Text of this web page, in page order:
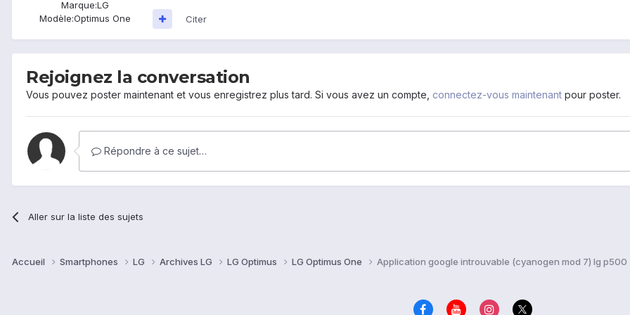
Marque:LG
Modèle:Optimus One Citer
Rejoignez la conversation
Vous pouvez poster maintenant et vous enregistrez plus tard. Si vous avez un compte, connectez-vous maintenant pour poster.
Répondre à ce sujet…
Aller sur la liste des sujets
Accueil Smartphones LG Archives LG LG Optimus LG Optimus One Application google introuvable (cyanogen mod 7) lg p500